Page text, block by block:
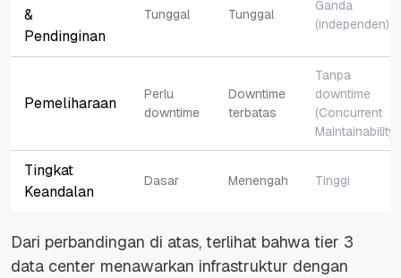
&
Pendinginan
Tunggal Tunggal
Ganda
(independen)
Pemeliharaan
Perlu
downtime
Downtime
terbatas
Tanpa
downtime
(Concurrent
Maintainability
Tingkat
Keandalan
Dasar Menengah Tinggi
Dari perbandingan di atas, terlihat bahwa tier 3
data center menawarkan infrastruktur dengan